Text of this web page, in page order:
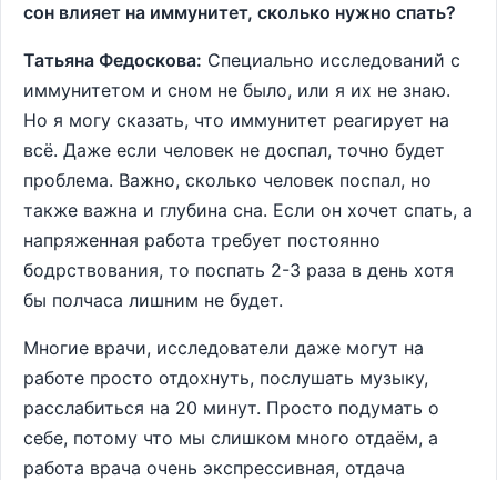
сон влияет на иммунитет, сколько нужно спать?
Татьяна Федоскова: Специально исследований с
иммунитетом и сном не было, или я их не знаю.
Но я могу сказать, что иммунитет реагирует на
всё. Даже если человек не доспал, точно будет
проблема. Важно, сколько человек поспал, но
также важна и глубина сна. Если он хочет спать, а
напряженная работа требует постоянно
бодрствования, то поспать 2-3 раза в день хотя
бы полчаса лишним не будет.
Многие врачи, исследователи даже могут на
работе просто отдохнуть, послушать музыку,
расслабиться на 20 минут. Просто подумать о
себе, потому что мы слишком много отдаём, а
работа врача очень экспрессивная, отдача